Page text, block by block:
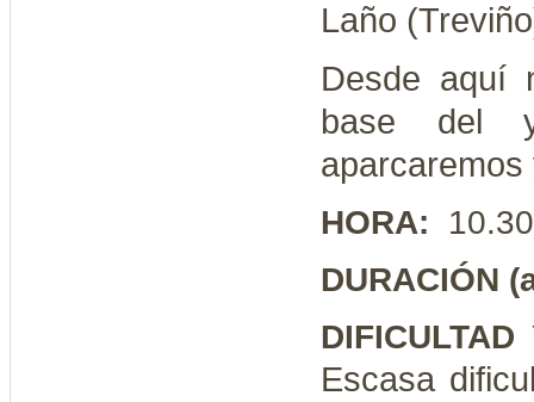
Laño
Desde aquí
base del
HORA:
DURACIÓN
Escasa